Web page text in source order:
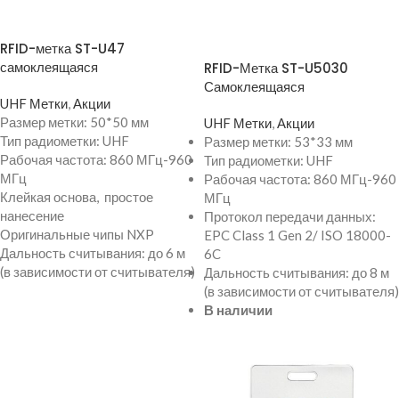
RFID-метка ST-U47
самоклеящаяся
UHF Метки,Акции
Размер метки: 50*50 мм
Тип радиометки: UHF
Рабочая частота: 860 МГц-960
МГц
Клейкая основа, простое
нанесение
Оригинальные чипы NXP
Дальность считывания: до 6 м
(в зависимости от считывателя)
RFID-Метка ST-U5030
Самоклеящаяся
UHF Метки,Акции
Размер метки: 53*33 мм
Тип радиометки: UHF
Рабочая частота: 860 МГц-960
МГц
Протокол передачи данных:
EPC Class 1 Gen 2/ ISO 18000-
6C
Дальность считывания: до 8 м
(в зависимости от считывателя)
В наличии